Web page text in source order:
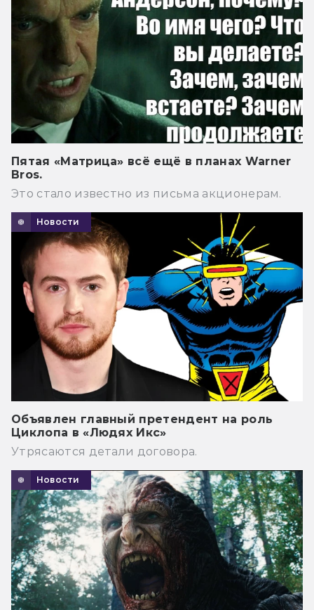
Пятая «Матрица» всё ещё в планах Warner
Bros.
Это стало известно из письма акционерам.
Новости
Объявлен главный претендент на роль
Циклопа в «Людях Икс»
Утрясаются детали договора.
Новости